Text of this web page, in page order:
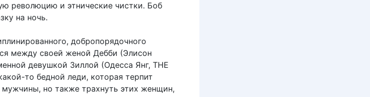
революцию и этнические чистки. Боб
на ночь.
добропорядочного
между своей женой Дебби (Элисон
девушкой Зиллой (Одесса Янг, THE
то бедной леди, которая терпит
но также трахнуть этих женщин,